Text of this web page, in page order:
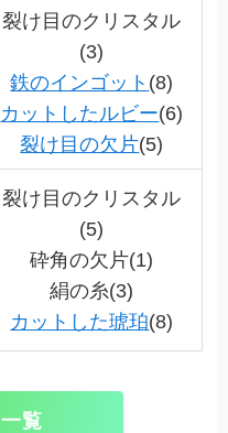
裂け目のクリスタル
(3)
鉄のインゴット (8)
カットしたルビー(6)
裂け目の欠片(5)
裂け目のクリスタル
(5)
砕角の欠片(1)
絹の糸(3)
カットした琥珀(8)
覧